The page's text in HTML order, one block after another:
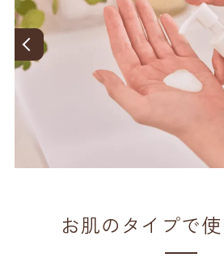
お肌のタイプで